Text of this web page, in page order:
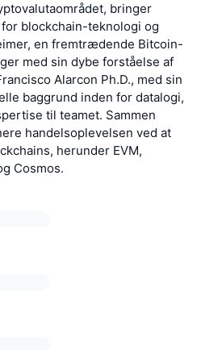
bringer
blockchain-teknologi og
en fremtrædende Bitcoin-
med sin dybe forståelse af
Alarcon Ph.D., med sin
baggrund inden for datalogi,
til teamet. Sammen
handelsoplevelsen ved at
herunder EVM,
Cosmos.